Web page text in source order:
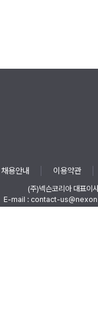
채용안내 이용약관
(주)넥슨코리아 대표이
E-mail : contact-